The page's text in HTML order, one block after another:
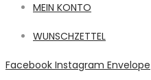
MEIN KONTO
WUNSCHZETTEL
Facebook Instagram Envelope